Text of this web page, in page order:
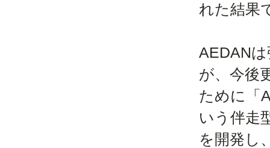
れた結果
AEDAN
が、今後
ために「
いう伴走
を開発し